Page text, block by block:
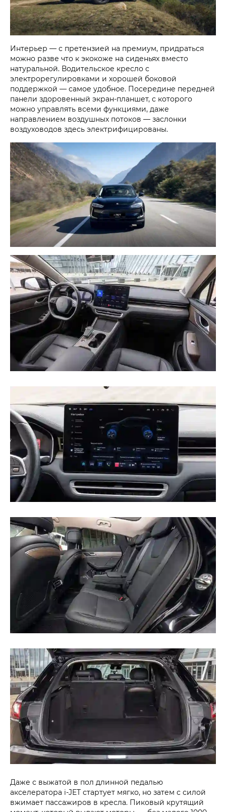
Интерьер — с претензией на премиум, придраться
можно разве что к экокоже на сиденьях вместо
натуральной. Водительское кресло с
электрорегулировками и хорошей боковой
поддержкой — самое удобное. Посередине передней
панели здоровенный экран-планшет, с которого
можно управлять всеми функциями, даже
направлением воздушных потоков — заслонки
воздуховодов здесь электрифицированы.
Даже с выжатой в пол длинной педалью
акселератора i‑JET стартует мягко, но затем с силой
вжимает пассажиров в кресла. Пиковый крутящий